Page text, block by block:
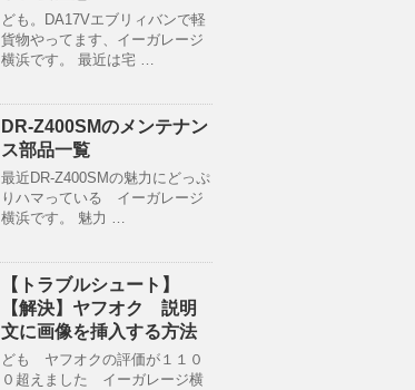
ども。DA17Vエブリィバンで軽
貨物やってます、イーガレージ
横浜です。 最近は宅 …
DR-Z400SMのメンテナン
ス部品一覧
最近DR-Z400SMの魅力にどっぷ
りハマっている イーガレージ
横浜です。 魅力 …
【トラブルシュート】
【解決】ヤフオク 説明
文に画像を挿入する方法
ども ヤフオクの評価が１１０
０超えました イーガレージ横